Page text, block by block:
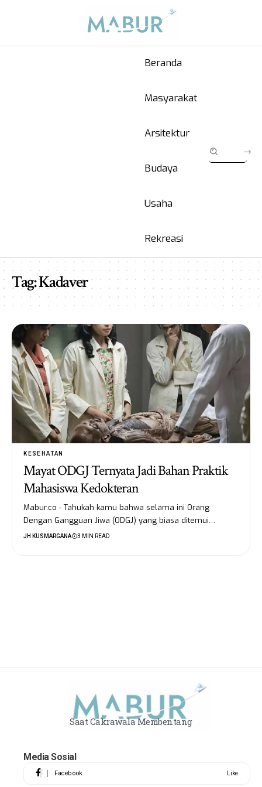
Beranda
Masyarakat
Arsitektur
Budaya
Usaha
Rekreasi
Tag:Kadaver
KESEHATAN
Mayat ODGJ Ternyata Jadi Bahan Praktik
Mahasiswa Kedokteran
Mabur.co - Tahukah kamu bahwa selama ini Orang
Dengan Gangguan Jiwa (ODGJ) yang biasa ditemui…
JH KUSMARGANA 3 MIN READ
Saat Cakrawala Membentang
Media Sosial
Facebook Like